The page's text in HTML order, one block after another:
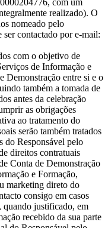
com um
realizado). O
nomeado pelo
ser contactado por e-mail:
com o objetivo de
de Informação e
Demonstração entre si e o
também a tomada de
antes da celebração
as obrigações
ao tratamento do
serão também tratados
do Responsável pelo
direitos contratuais
Conta de Demonstração
e Formação,
marketing direto do
consigo em casos
quando justificado, em
recebido da sua parte